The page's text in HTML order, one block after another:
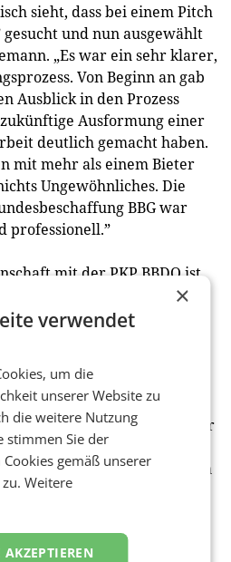
sieht, dass bei einem Pitch
und nun ausgewählt
„Es war ein sehr klarer,
Von Beginn an gab
Ausblick in den Prozess
Ausformung einer
deutlich gemacht haben.
mit mehr als einem Bieter
Ungewöhnliches. Die
BBG war
professionell.”
mit der PKP BBDO ist
die erst vor Kurzem ein
CEO und Managing
steht der Zusammenarbeit
„In erster Linie
Chance und hoffen, dass
in die Arbeit für die
dürfen. Für uns – und sicher
– bedeutet der Etat
Arbeit. Mir und dem ganzen
dies einmal mehr, dass
können”, so
×
verwendet
um die
unserer Website zu
die weitere Nutzung
stimmen Sie der
gemäß unserer
zu.Weitere
AKZEPTIEREN